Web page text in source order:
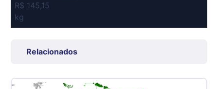
R$ 145,15
kg
R$ 7,53
Suíno - Estadual
Relacionados